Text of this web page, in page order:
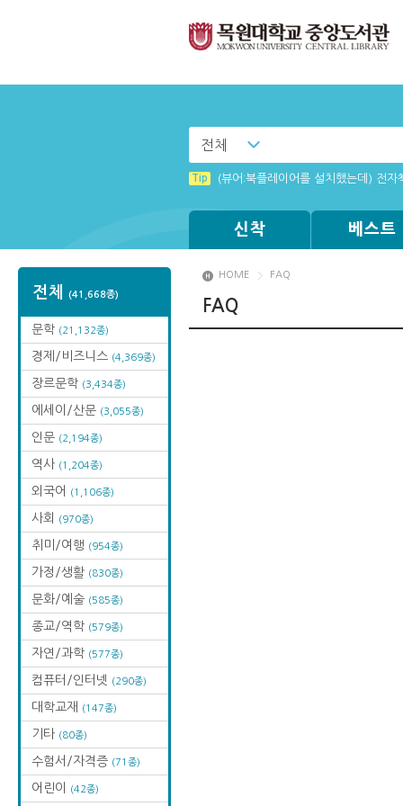
전체
Tip (뷰어:북플레이어를 설치했는데) 전자
신착 베스트
전체 (41,668종)
문학 (21,132종)
경제/비즈니스 (4,369종)
장르문학 (3,434종)
에세이/산문 (3,055종)
인문 (2,194종)
역사 (1,204종)
외국어 (1,106종)
사회 (970종)
취미/여행 (954종)
가정/생활 (830종)
문화/예술 (585종)
종교/역학 (579종)
자연/과학 (577종)
컴퓨터/인터넷 (290종)
대학교재 (147종)
기타 (80종)
수험서/자격증 (71종)
어린이 (42종)
HOME FAQ
FAQ